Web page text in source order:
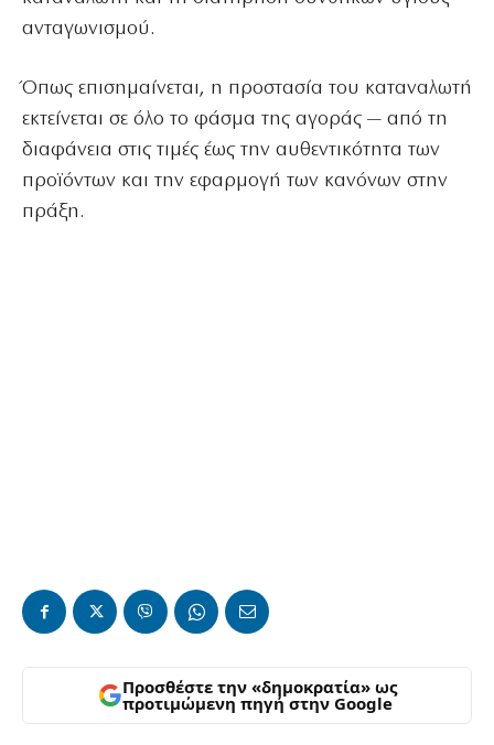
ανταγωνισμού.
Όπως επισημαίνεται, η προστασία του καταναλωτή
εκτείνεται σε όλο το φάσμα της αγοράς — από τη
διαφάνεια στις τιμές έως την αυθεντικότητα των
προϊόντων και την εφαρμογή των κανόνων στην
πράξη.
Προσθέστε την «δημοκρατία» ως
προτιμώμενη πηγή στην Google